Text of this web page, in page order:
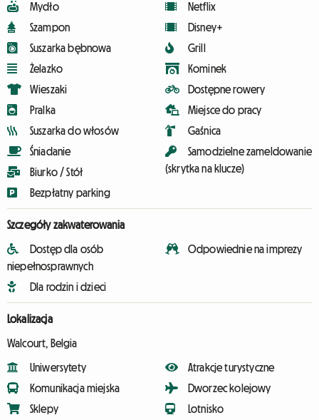
Mydło
Szampon
Suszarka bębnowa
Żelazko
Wieszaki
Pralka
Suszarka do włosów
Śniadanie
Biurko / Stół
Bezpłatny parking
Netflix
Disney+
Grill
Kominek
Dostępne rowery
Miejsce do pracy
Gaśnica
Samodzielne zameldowanie
(skrytka na klucze)
Szczegóły zakwaterowania
Dostęp dla osób
niepełnosprawnych
Dla rodzin i dzieci
Odpowiednie na imprezy
Lokalizacja
Walcourt, Belgia
Uniwersytety
Komunikacja miejska
Sklepy
Atrakcje turystyczne
Dworzec kolejowy
Lotnisko